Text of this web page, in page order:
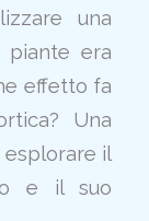
una
piante era
effetto fa
Una
esplorare il
e il suo